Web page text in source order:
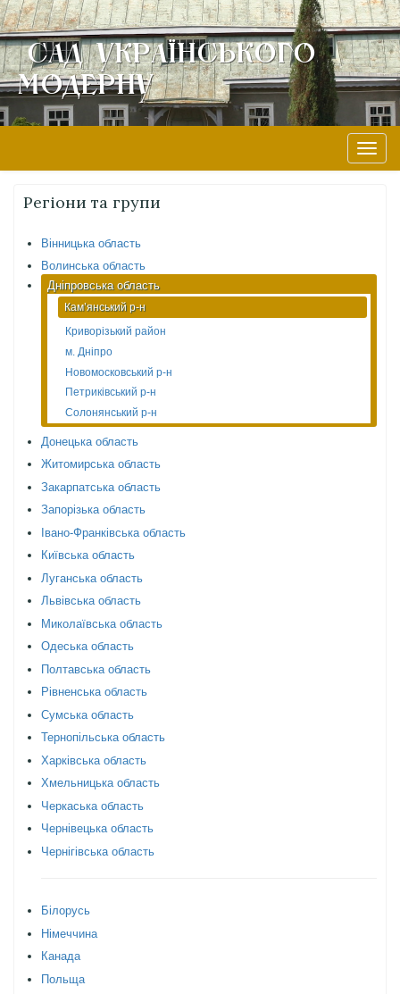
Сад Українського
Модерну
Skip
to
Toggle
Регіони та групи
Вінницька область
Волинська область
Дніпровська область
Кам’янський р-н
Криворізький район
м. Дніпро
Новомосковський р-н
Петриківський р-н
Солонянський р-н
Донецька область
Житомирська область
Закарпатська область
Запорізька область
Івано-Франківська область
Київська область
Луганська область
Львівська область
Миколаївська область
Одеська область
Полтавська область
Рівненська область
Сумська область
Тернопільська область
Харківська область
Хмельницька область
Черкаська область
Чернівецька область
Чернігівська область
Білорусь
Німеччина
Канада
Польща